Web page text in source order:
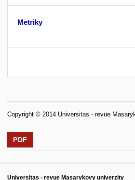
Metriky
Copyright © 2014 Universitas - revue
PDF
Universitas - revue Masarykovy univerzity